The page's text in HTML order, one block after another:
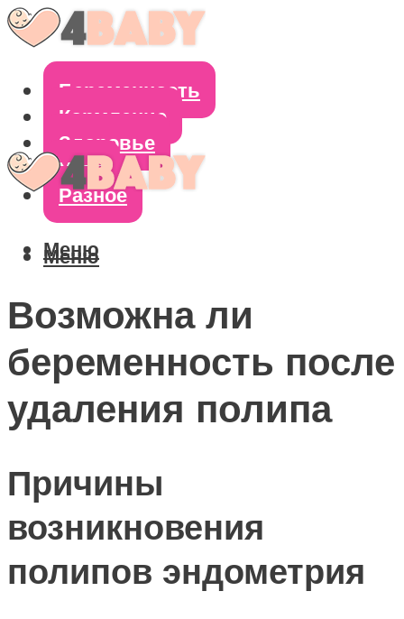
Беременность
Кормление
Здоровье
Уход
Разное
Меню
Меню
Возможна ли
беременность после
удаления полипа
Причины
возникновения
полипов эндометрия